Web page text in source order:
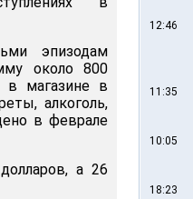
эпизодам
около 800
в магазине в
алкоголь,
в феврале
а 26
12:46
11:35
10:05
18:23